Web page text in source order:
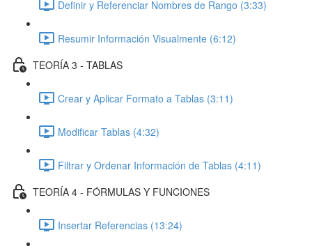
Definir y Referenciar Nombres de Rango (3:33)
Resumir Información Visualmente (6:12)
TEORÍA 3 - TABLAS
Crear y Aplicar Formato a Tablas (3:11)
Modificar Tablas (4:32)
Filtrar y Ordenar Información de Tablas (4:11)
TEORÍA 4 - FÓRMULAS Y FUNCIONES
Insertar Referencias (13:24)